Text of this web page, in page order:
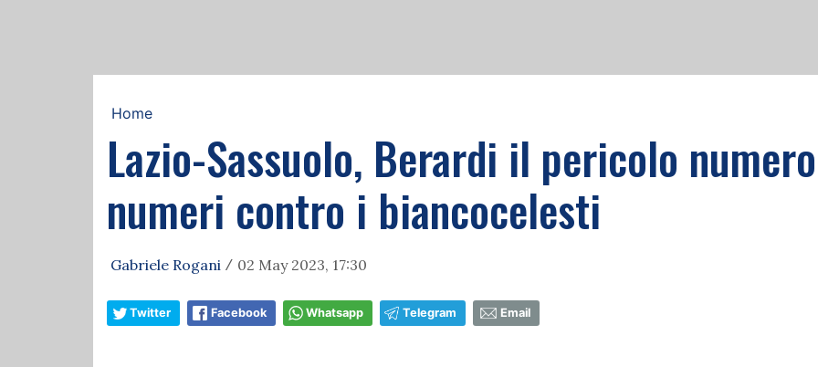
Home
Lazio-Sassuolo, Berardi il pericolo
numeri contro i biancocelesti
Gabriele Rogani / 02 May 2023, 17:30
Twitter Facebook Whatsapp Telegram Email